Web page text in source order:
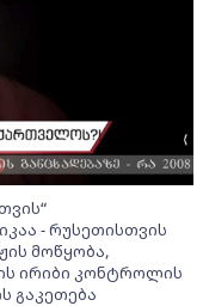
- რუსეთისთვის
მოწყობა,
ირიბი კონტროლის
გაკეთება